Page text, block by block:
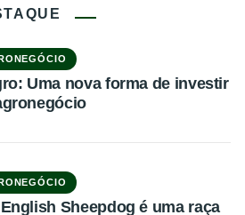
Uma nova forma de investir
Sheepdog é uma raça